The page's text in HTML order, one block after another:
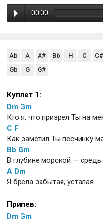
00:00
Ab A A# Bb H C C#
Gb
G G#
Куплет 1:
Dm Gm
Кто я, что призрел Ты на
C F
Как заметил Ты песчинку
Bb Gm
В глубине морской —
A Dm
Я брела забытая, усталая.
Припев:
Dm Gm